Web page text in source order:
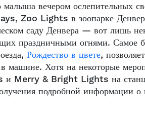
малыша вечером ослепительных
Zoo Lights в зоопарке
саду Денвера — вот лишь
праздничными огнями. Самое
Рождество в цвете,
машине. Хотя на некоторые
Merry & Bright Lights на
подробной информации